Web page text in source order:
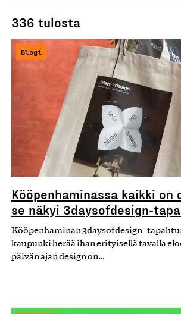
336 tulosta
Blogi
Kööpenhaminassa kaikki on
se näkyi 3daysofdesign-
Kööpenhaminan 3daysofdesign -
kaupunki herää ihan erityisellä tavalla
päivän ajan design on…